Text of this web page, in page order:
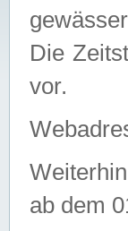
Die
vor.
ab dem